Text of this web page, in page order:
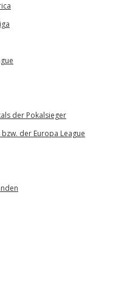
der Pokalsieger
der Europa League